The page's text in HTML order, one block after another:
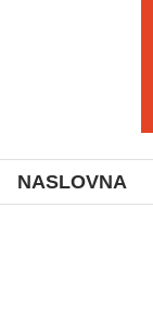
NASLOVNA